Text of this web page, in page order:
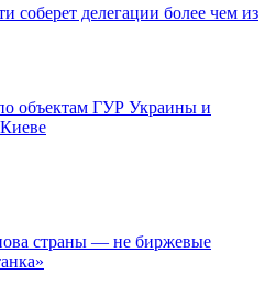
соберет делегации более чем из
объектам ГУР Украины и
страны — не биржевые